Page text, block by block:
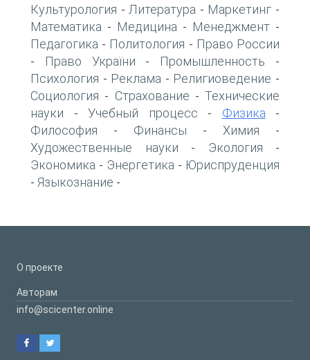
Культурология - Литература - Маркетинг -
Математика - Медицина - Менеджмент -
Педагогика - Политология - Право России
- Право України - Промышленность -
Психология - Реклама - Религиоведение -
Социология - Страхование - Технические
науки - Учебный процесс - Физика -
Философия - Финансы - Химия -
Художественные науки - Экология -
Экономика - Энергетика - Юриспруденция
- Языкознание -
О проекте
Авторам
info@scicenter.online